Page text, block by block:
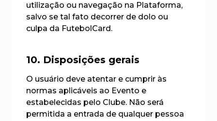
utilização ou navegação na Plataforma,
salvo se tal fato decorrer de dolo ou
culpa da FutebolCard.
10. Disposições gerais
O usuário deve atentar e cumprir às
normas aplicáveis ao Evento e
estabelecidas pelo Clube. Não será
permitida a entrada de qualquer pessoa